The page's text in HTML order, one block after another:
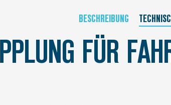
BESCHREIBUNG
FÜR